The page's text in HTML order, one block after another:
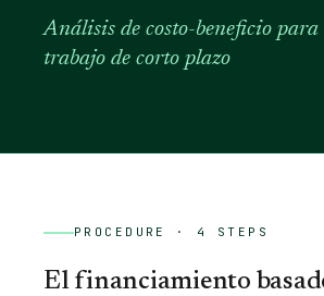
Análisis de costo-beneficio
trabajo de corto plazo
PROCEDURE · 4 STEPS
El financiamiento